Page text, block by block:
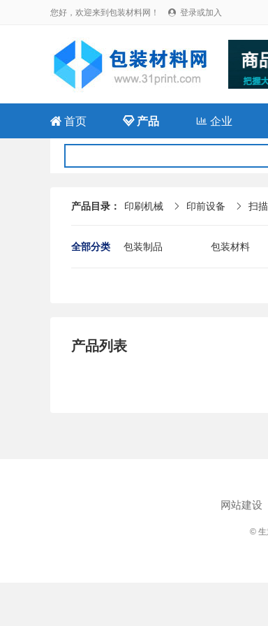
您好，欢迎来到包装材料网！  登录或加入
 首页 产品 企业
产品目录： 印刷机械  印前设备  扫
全部分类 包装制品 包装材料
产品列表
网站建设
© 生